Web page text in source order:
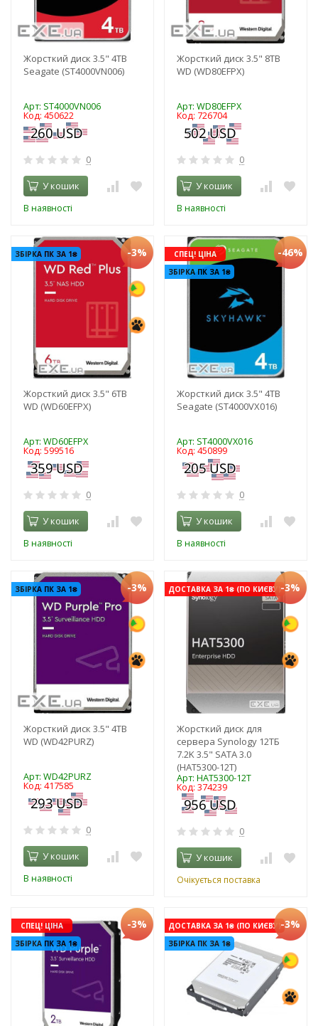
Жорсткий диск 3.5" 4TB
Seagate (ST4000VN006)
Арт: ST4000VN006
Код: 450622
0
У кошик
В наявності
Жорсткий диск 3.5" 8TB
WD (WD80EFPX)
Арт: WD80EFPX
Код: 726704
0
У кошик
В наявності
ЗБІРКА ПК ЗА 1₴ -3%
Жорсткий диск 3.5" 6TB
WD (WD60EFPX)
Арт: WD60EFPX
Код: 599516
0
У кошик
В наявності
СПЕЦ! ЦІНА
ЗБІРКА ПК ЗА 1₴
-46%
Жорсткий диск 3.5" 4TB
Seagate (ST4000VX016)
Арт: ST4000VX016
Код: 450899
0
У кошик
В наявності
ЗБІРКА ПК ЗА 1₴ -3%
Жорсткий диск 3.5" 4TB
WD (WD42PURZ)
Арт: WD42PURZ
Код: 417585
0
У кошик
В наявності
ДОСТАВКА ЗА 1₴ (ПО КИЄВУ)-3%
Жорсткий диск для
сервера Synology 12TБ
7.2K 3.5" SATA 3.0
(HAT5300-12T)
Арт: HAT5300-12T
Код: 374239
0
У кошик
Очікується поставка
СПЕЦ! ЦІНА
ЗБІРКА ПК ЗА 1₴
-3%
ДОСТАВКА ЗА 1₴ (ПО КИЄВУ)
ЗБІРКА ПК ЗА 1₴
-3%